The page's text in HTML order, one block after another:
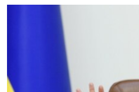
ВСЕ ЗА ДЕНЬ
СПЕЦПРОЕКТИ
ЯК ОБІЙТИ БЛОКУВАННЯ